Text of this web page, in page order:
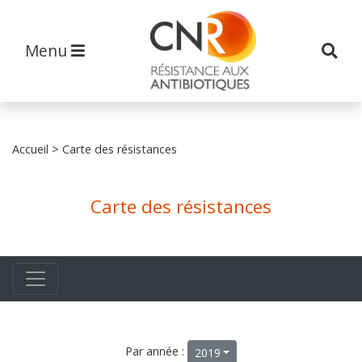
Menu
Accueil > Carte des résistances
Carte des résistances
Par année : 2019